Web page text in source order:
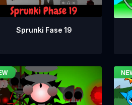
Sprunki Fase 19